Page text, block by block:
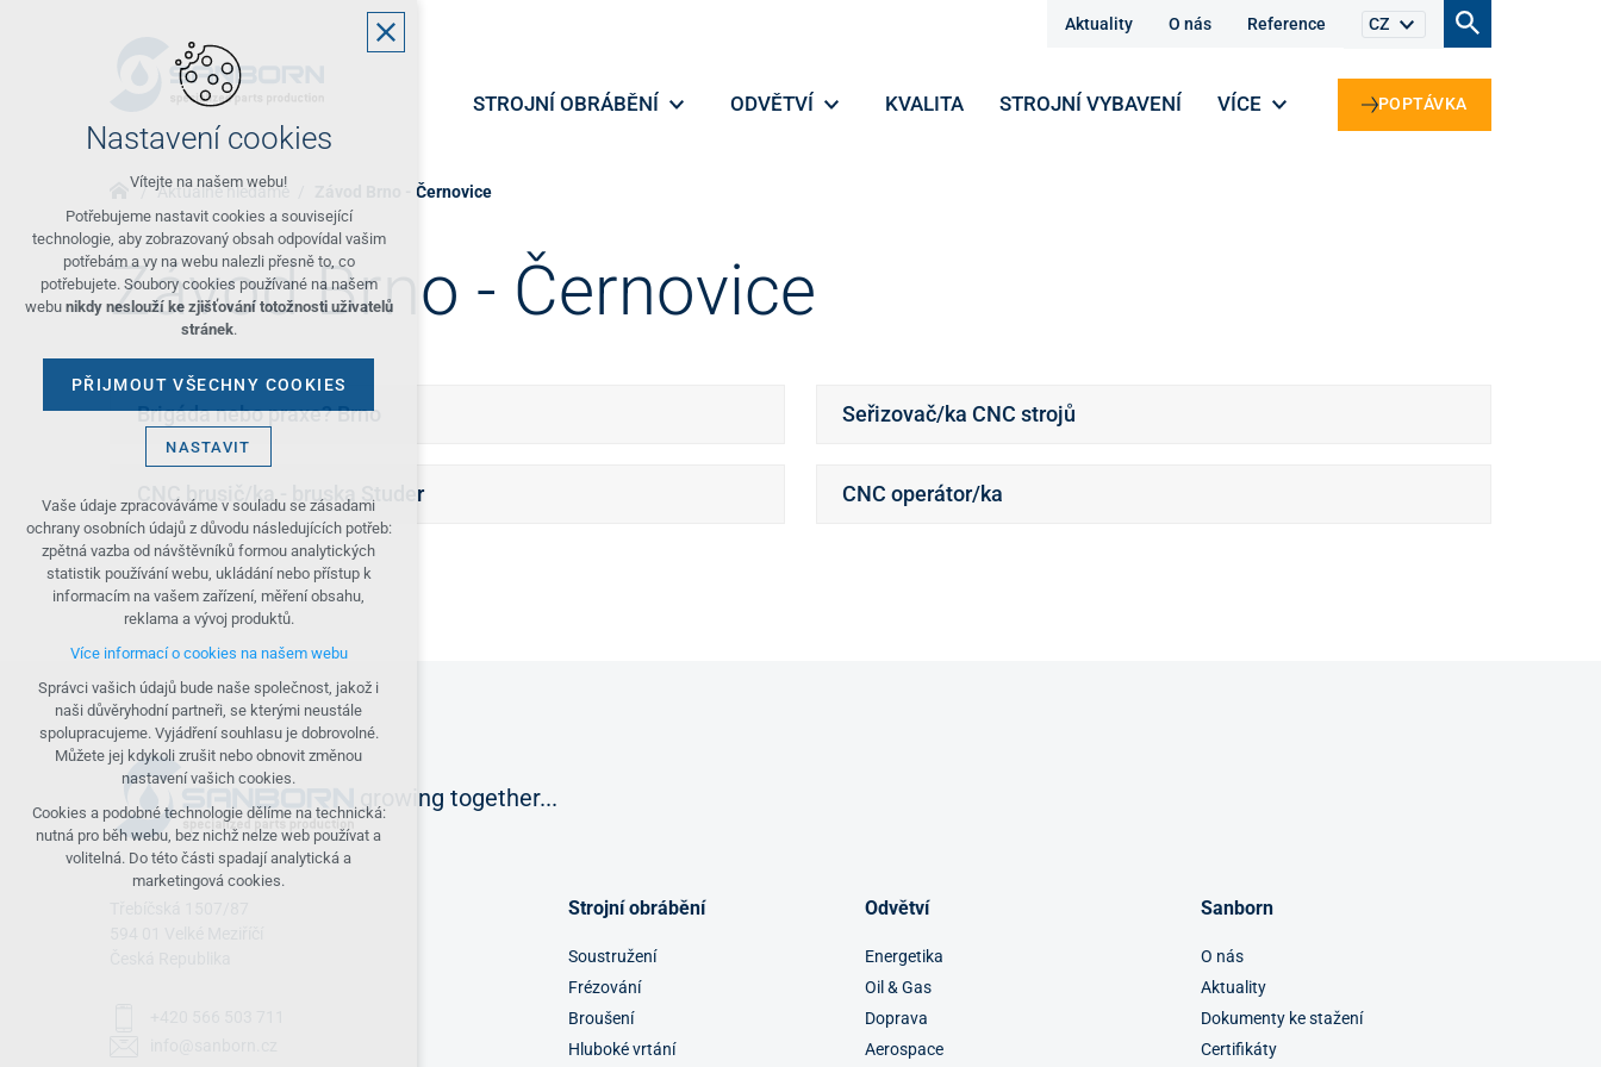
Aktuality O nás Reference CZ
STROJNÍ OBRÁBĚNÍ ODVĚTVÍ KVALITA STROJNÍ VYBAVENÍ VÍCE POPTÁVKA
Aktuálně hledáme Závod Brno - Černovice
Závod Brno - Černovice
Brigáda nebo praxe? Brno Seřizovač/ka CNC strojů
CNC brusič/ka - bruska Studer CNC operátor/ka
growing together...
Strojní obrábění
Soustružení
Frézování
Broušení
Hluboké vrtání
Odvětví
Energetika
Oil & Gas
Doprava
Aerospace
Sanborn
O nás
Aktuality
Dokumenty ke stažení
Certifikáty
Nastavení cookies
Vítejte na našem webu!
Potřebujeme nastavit cookies a související
technologie, aby zobrazovaný obsah odpovídal vašim
potřebám a vy na webu nalezli přesně to, co
potřebujete. Soubory cookies používané na našem
webu nikdy neslouží ke zjišťování totožnosti uživatelů
stránek.
PŘIJMOUT VŠECHNY COOKIES
NASTAVIT
Technická cookies
nutná pro provozování webu
udržení kontextu stránek (session): případná
přihlášení, volby jazyka, apod.
Volitelná cookies
analytická pro anonymizované vyhodnocení
návštěvnosti
marketingová cookies (Google, Seznam,
Facebook)
Více informací o cookies na našem webu
PŘIJMOUT VŠECHNY COOKIES
ODMÍTNOUT VOLITELNÁ
Vaše údaje zpracováváme v souladu se zásadami
ochrany osobních údajů z důvodu následujících potřeb:
zpětná vazba od návštěvníků formou analytických
statistik používání webu, ukládání nebo přístup k
informacím na vašem zařízení, měření obsahu,
reklama a vývoj produktů.
Více informací o cookies na našem webu
Správci vašich údajů bude naše společnost, jakož i
naši důvěryhodní partneři, se kterými neustále
spolupracujeme. Vyjádření souhlasu je dobrovolné.
Můžete jej kdykoli zrušit nebo obnovit změnou
nastavení vašich cookies.
Cookies a podobné technologie dělíme na technická:
nutná pro běh webu, bez nichž nelze web používat a
volitelná. Do této části spadají analytická a
marketingová cookies.